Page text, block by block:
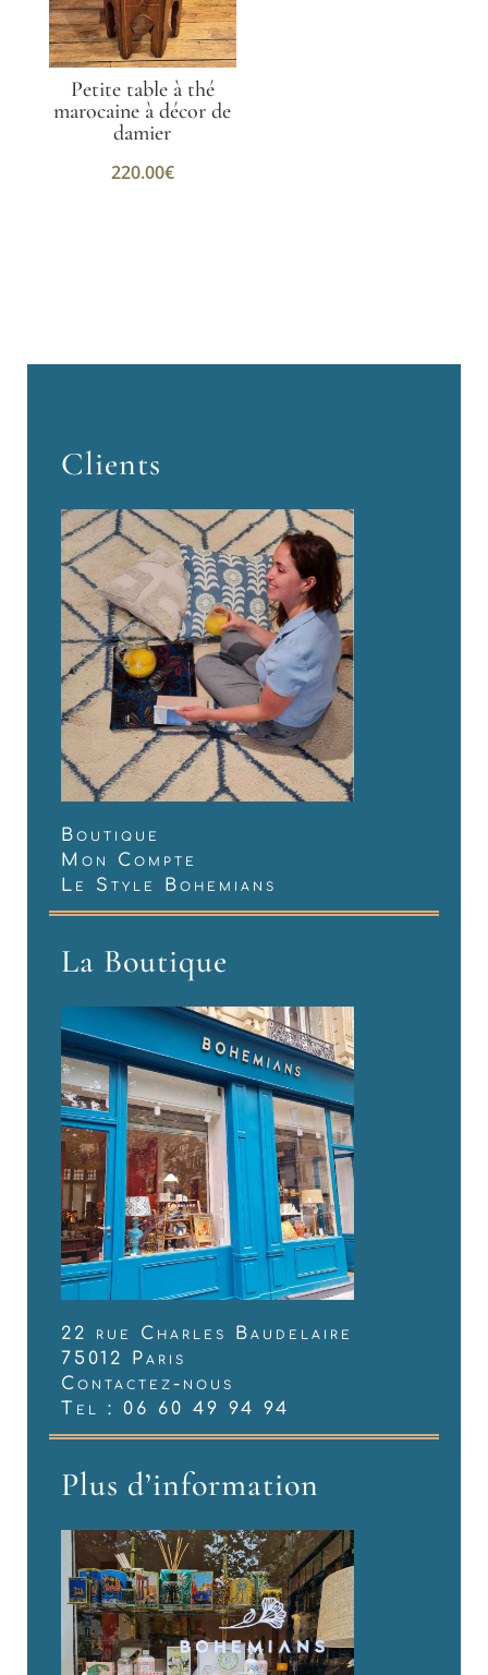
Petite table à thé
marocaine à décor de
damier
220.00€
Clients
Boutique
Mon Compte
Le Style Bohemians
La Boutique
22 rue Charles Baudelaire
75012 Paris
Contactez-nous
Tel : 06 60 49 94 94
Plus d’information